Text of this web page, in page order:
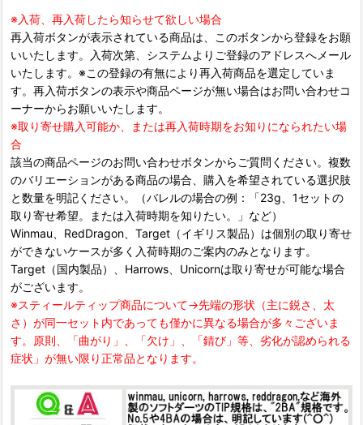
※入荷、再入荷したら知らせて欲しい場合
再入荷ボタンが表示されている商品は、このボタンから登録をお願
いいたします。入荷次第、システムよりご登録のアドレスへメール
いたします。※この登録の有無により再入荷商品を選定していま
す。再入荷ボタンの表示や商品ページが無い場合はお問い合わせコ
ーナーからお願いいたします。
※取り寄せ購入可能か、または再入荷時期をお知りになられたい場
合
該当の商品ページのお問い合わせボタンからご質問ください。複数
のバリエーションがある商品の場合、購入を希望されている選択肢
と数量を明記ください。（バレルの場合の例：「23g、1セットの
取り寄せ希望。または入荷時期を知りたい。」など）
Winmau、RedDragon、Target（イギリス製品）は個別の取り寄せ
ができないケースが多く入荷時期のご案内のみとなります。
Target（国内製品）、Harrows、Unicornは取り寄せが可能な場合
がございます。
※スティールティップ商品について→先端の形状（主に鋭さ、太
さ）が同一セット内であっても僅かに異なる場合が多々ございま
す。原則、「曲がり」、「欠け」、「錆び」等、劣化が認められる
症状」が無い限り正常品となります。